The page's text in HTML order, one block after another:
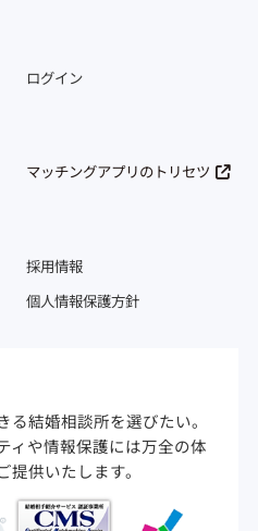
ログイン
マッチングアプリのトリセツ
採用情報
個人情報保護方針
結婚相談所を選びたい。
ィや情報保護には万全の体
供いたします。